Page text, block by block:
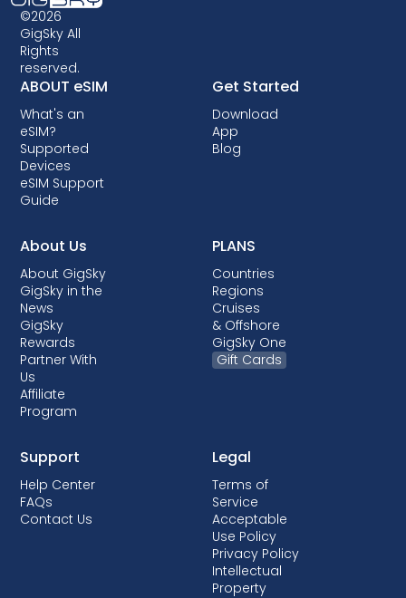
©2026
GigSky All
Rights
reserved.
ABOUT eSIM
What's an
eSIM?
Supported
Devices
eSIM Support
Guide
Get Started
Download
App
Blog
About Us
About GigSky
GigSky in the
News
GigSky
Rewards
Partner With
Us
Affiliate
Program
PLANS
Countries
Regions
Cruises
& Offshore
GigSky One
Gift Cards
Support
Help Center
FAQs
Contact Us
Legal
Terms of
Service
Acceptable
Use Policy
Privacy Policy
Intellectual
Property